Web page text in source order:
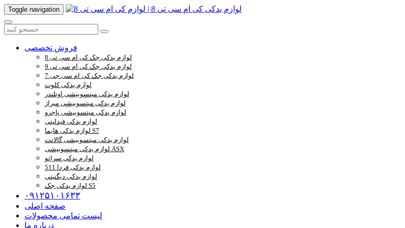
Toggle navigation
فروش تخصصی
لوازم یدکی جک کی ام سی تی 8
لوازم یدکی جک کی ام سی تی 9
لوازم یدکی جک کی ام سی جی 7
لوازم یدکی کلوت
لوازم یدکی میتسوبیشی اوتلندر
لوازم یدکی میتسوبیشی میراژ
لوازم یدکی میتسوبیشی پاجرو
لوازم یدکی فیدلیتی
لوازم یدکی هایما S7
لوازم یدکی میتسوبیشی گالانت
لوازم یدکی میتسوبیشی ASX
لوازم یدکی سراتو
لوازم یدکی فردا 511
لوازم یدکی دیگنیتی
لوازم یدکی جک S5
۰۹۱۲۵۱۰۱۶۳۳
صفحه اصلی
لیست تمامی محصولات
درباره ما